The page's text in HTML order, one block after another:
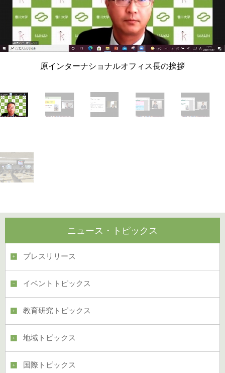
原インターナショナルオフィス長の挨拶
ニュース・トピックス
プレスリリース
イベントトピックス
教育研究トピックス
地域トピックス
国際トピックス